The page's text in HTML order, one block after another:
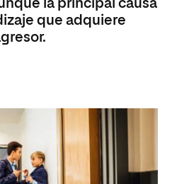
la principal causa
que adquiere